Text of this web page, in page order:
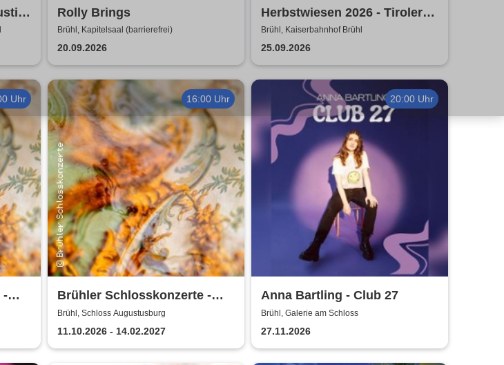
Rolly Brings
Brühl, Kapitelsaal (barrierefrei)
20.09.2026
Herbstwiesen 2026 - Tiroler
Partymander live |
Kaiserbahnhof Brühl
Brühl, Kaiserbahnhof Brühl
25.09.2026
Uhr
-
16:00 Uhr
Brühler Schlosskonzerte -
Bach um vier 2026/27
Brühl, Schloss Augustusburg
11.10.2026 - 14.02.2027
20:00 Uhr
Anna Bartling - Club 27
Brühl, Galerie am Schloss
27.11.2026